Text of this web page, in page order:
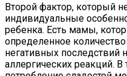
Второй фактор, который
индивидуальные
ребенка. Есть мамы,
определенное
негативных последствий
аллергических реакций.